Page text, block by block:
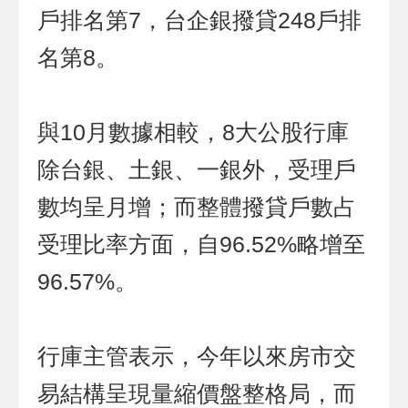
戶排名第7，台企銀撥貸248戶排
名第8。
與10月數據相較，8大公股行庫
除台銀、土銀、一銀外，受理戶
數均呈月增；而整體撥貸戶數占
受理比率方面，自96.52%略增至
96.57%。
行庫主管表示，今年以來房市交
易結構呈現量縮價盤整格局，而